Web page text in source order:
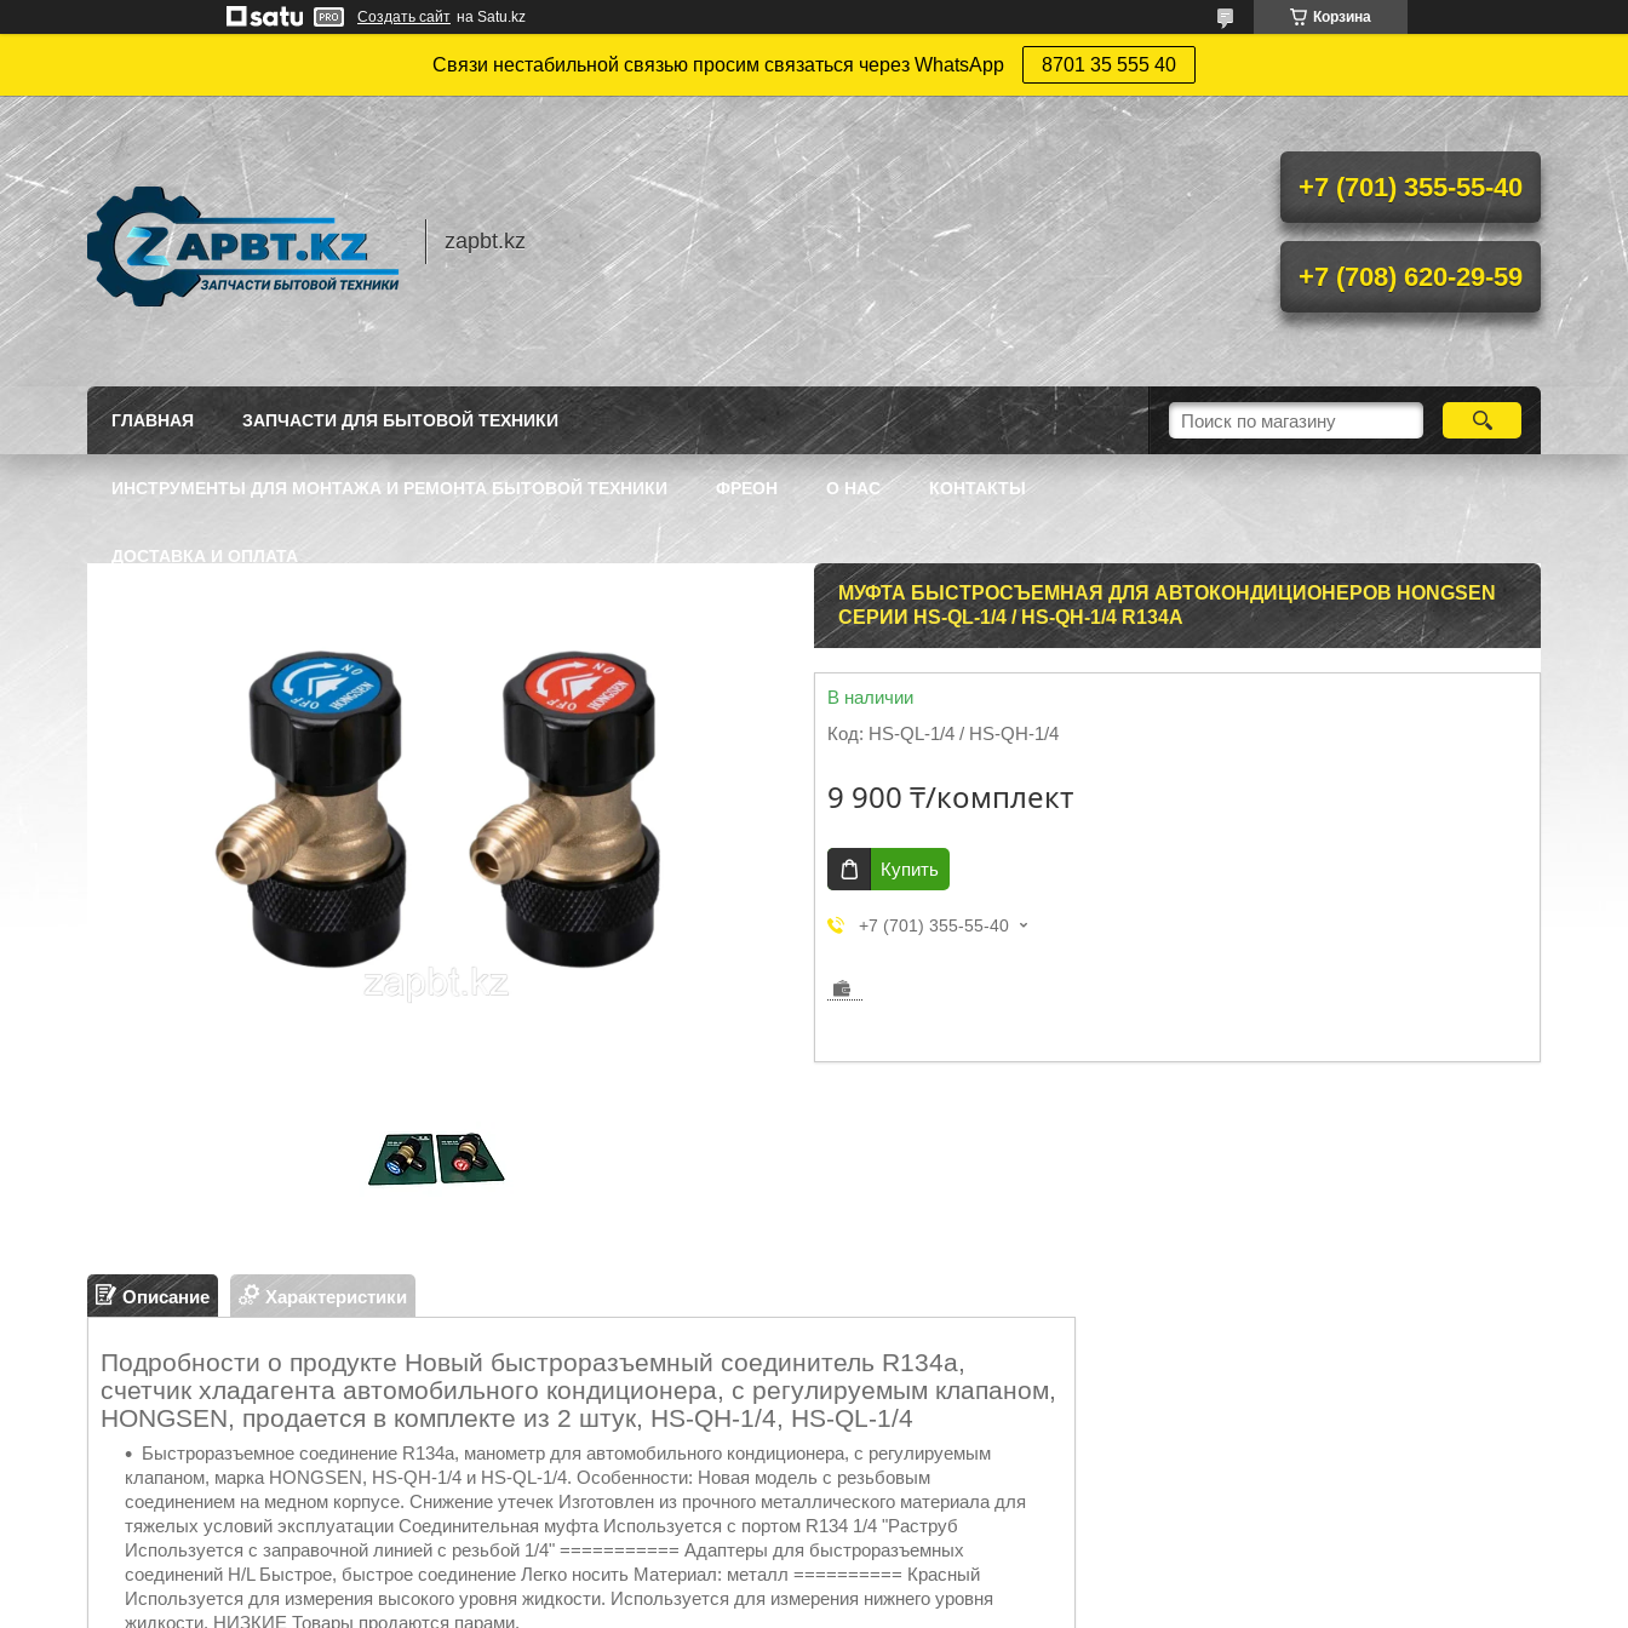
Создать сайт на Satu.kz Корзина
Связи нестабильной связью просим связаться через WhatsApp 8701 35 555 40
zapbt.kz
+7 (701) 355-55-40
+7 (708) 620-29-59
ГЛАВНАЯ ЗАПЧАСТИ ДЛЯ БЫТОВОЙ ТЕХНИКИ
ИНСТРУМЕНТЫ ДЛЯ МОНТАЖА И РЕМОНТА БЫТОВОЙ ТЕХНИКИ ФРЕОН О НАС КОНТАКТЫ
ДОСТАВКА И ОПЛАТА
МУФТА БЫСТРОСЪЕМНАЯ ДЛЯ АВТОКОНДИЦИОНЕРОВ HONGSEN
СЕРИИ HS-QL-1/4 / HS-QH-1/4 R134A
В наличии
Код: HS-QL-1/4 / HS-QH-1/4
9 900 ₸/комплект
Купить
+7 (701) 355-55-40
Описание Характеристики
Подробности о продукте Новый быстроразъемный соединитель R134a,
счетчик хладагента автомобильного кондиционера, с регулируемым клапаном,
HONGSEN, продается в комплекте из 2 штук, HS-QH-1/4, HS-QL-1/4
Быстроразъемное соединение R134a, манометр для автомобильного кондиционера, с регулируемым
клапаном, марка HONGSEN, HS-QH-1/4 и HS-QL-1/4. Особенности: Новая модель с резьбовым
соединением на медном корпусе. Снижение утечек Изготовлен из прочного металлического материала для
тяжелых условий эксплуатации Соединительная муфта Используется с портом R134 1/4 "Раструб
Используется с заправочной линией с резьбой 1/4" =========== Адаптеры для быстроразъемных
соединений H/L Быстрое, быстрое соединение Легко носить Материал: металл ========== Красный
Используется для измерения высокого уровня жидкости. Используется для измерения нижнего уровня
жидкости. НИЗКИЕ Товары продаются парами.